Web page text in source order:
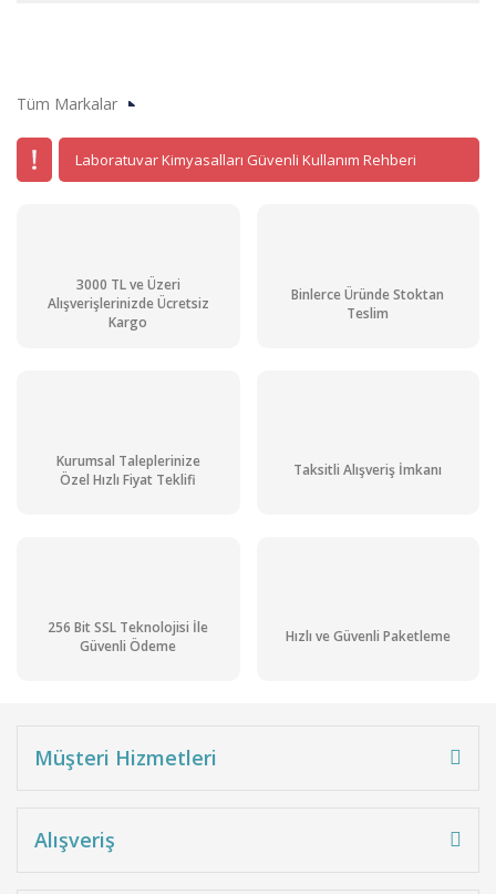
Tüm Markalar
Laboratuvar Kimyasalları Güvenli Kullanım Rehberi
3000 TL ve Üzeri
Alışverişlerinizde Ücretsiz
Kargo
Binlerce Üründe Stoktan
Teslim
Kurumsal Taleplerinize
Özel Hızlı Fiyat Teklifi
Taksitli Alışveriş İmkanı
256 Bit SSL Teknolojisi İle
Güvenli Ödeme
Hızlı ve Güvenli Paketleme
Müşteri Hizmetleri
Alışveriş